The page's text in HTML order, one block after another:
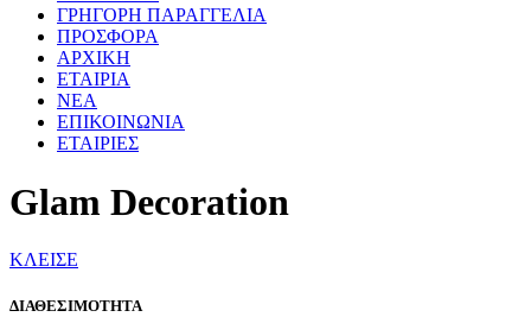
ΓΡΗΓΟΡΗ ΠΑΡΑΓΓΕΛΙΑ
ΠΡΟΣΦΟΡΑ
ΑΡΧΙΚΗ
ΕΤΑΙΡΙΑ
ΝΕΑ
ΕΠΙΚΟΙΝΩΝΙΑ
ΕΤΑΙΡΙΕΣ
Glam Decoration
ΚΛΕΙΣΕ
ΔΙΑΘΕΣΙΜΟΤΗΤΑ